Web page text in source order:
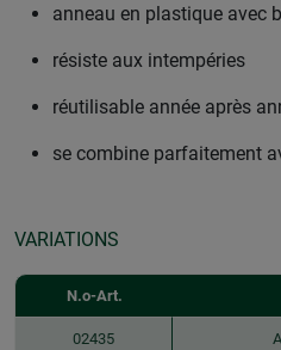
anneau en plastique avec
résiste aux intempéries
réutilisable année après
se combine parfaitement
VARIATIONS
N.o-Art.
02435